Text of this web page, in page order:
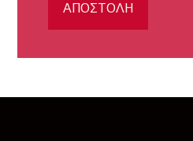
ΑΠΟΣΤΟΛΉ